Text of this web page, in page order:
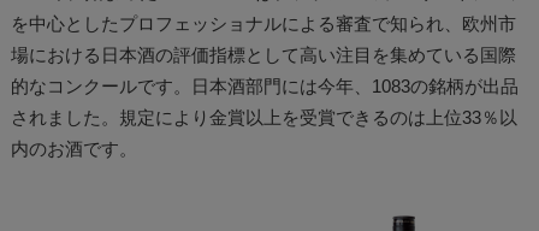
を中心としたプロフェッショナルによる審査で知られ、欧州市
場における日本酒の評価指標として高い注目を集めている国際
的なコンクールです。日本酒部門には今年、1083の銘柄が出品
されました。規定により金賞以上を受賞できるのは上位33％以
内のお酒です。